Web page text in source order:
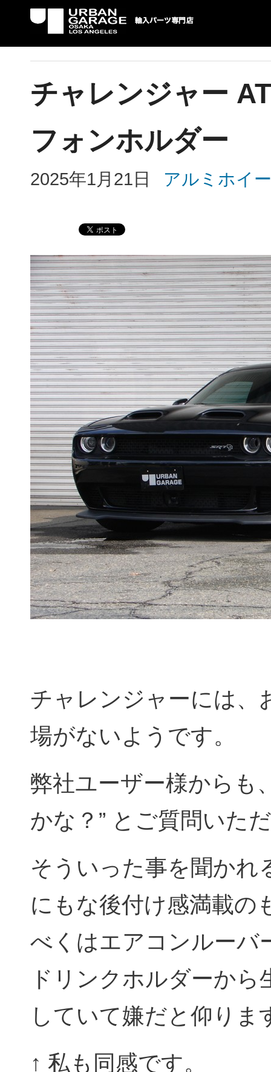
チャレンジャー
フォンホルダー
2025年1月21日 アルミホイ
チャレンジャーには、
場がないようです。
弊社ユーザー様からも
かな？” とご質問いた
そういった事を聞かれ
にもな後付け感満載の
べくはエアコンルーバ
ドリンクホルダーか
していて嫌だと仰りま
↑ 私も同感です。